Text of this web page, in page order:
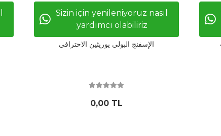
Sizin için yenileniyoruz nasıl
yardımcı olabiliriz
الإسفنج البولي يوريثين الاحترافي
0,00 TL